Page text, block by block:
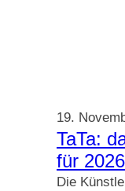
19.
TaTa:
für
Die